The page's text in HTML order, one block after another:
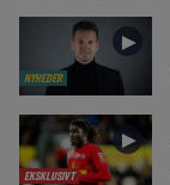
NYHEDER
►
EKSKLUSIVT
►